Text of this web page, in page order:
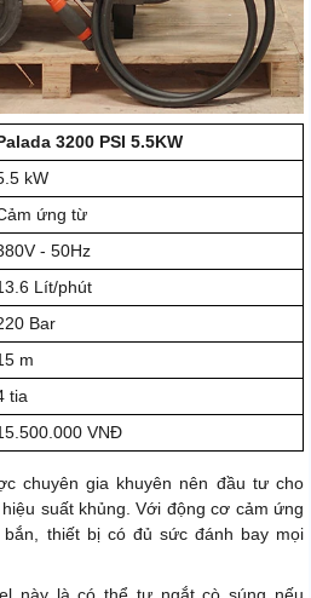
3200 PSI 5.5KW
kW
ứng từ
- 50Hz
Lít/phút
Bar
m
tia
VNĐ
chuyên gia khuyên nên đầu tư cho
suất khủng. Với động cơ cảm ứng
thiết bị có đủ sức đánh bay mọi
này là có thể tự ngắt cò súng nếu